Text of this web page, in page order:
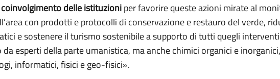
coinvolgimento delle istituzioniper favorire queste azioni mirate al
con prodotti e protocolli di conservazione e restauro del verde,
e sostenere il turismo sostenibile a supporto di tutti quegli
da esperti della parte umanistica, ma anche chimici organici e
informatici, fisici e geo-fisici».